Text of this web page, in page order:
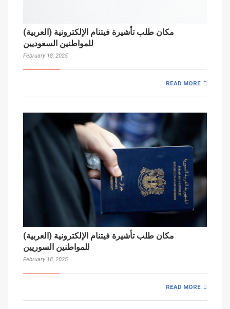
(العربية) مكان طلب تأشيرة فيتنام الإلكترونية
للمواطنين السعوديين
February 18, 2025
READ MORE
(العربية) مكان طلب تأشيرة فيتنام الإلكترونية
للمواطنين السوريين
February 18, 2025
READ MORE